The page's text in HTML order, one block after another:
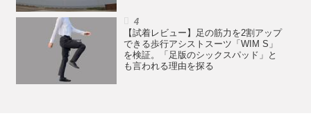
【試着レビュー】足の筋力を2割アップ
できる歩行アシストスーツ「WIM S」
を検証。「足版のシックスパッド」と
も言われる理由を探る